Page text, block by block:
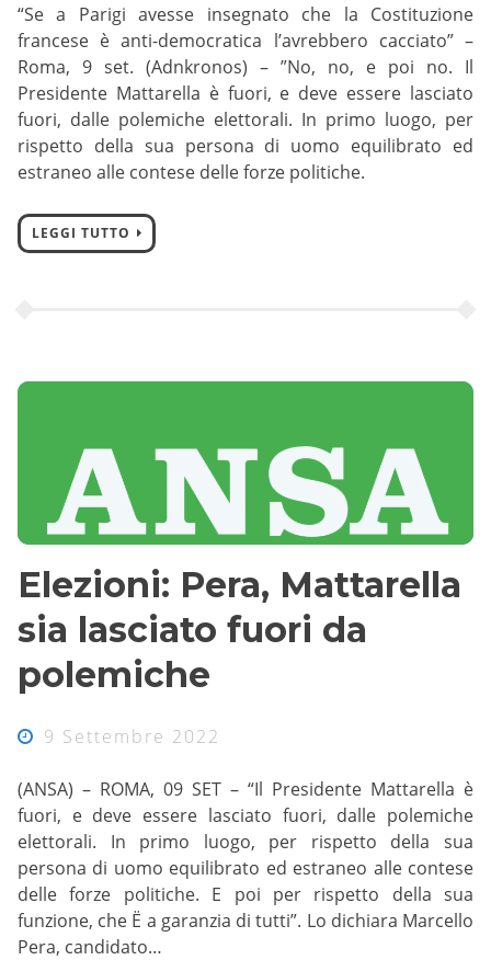
“Se a Parigi avesse insegnato che la Costituzione
francese è anti-democratica l’avrebbero cacciato” –
Roma, 9 set. (Adnkronos) – ”No, no, e poi no. Il
Presidente Mattarella è fuori, e deve essere lasciato
fuori, dalle polemiche elettorali. In primo luogo, per
rispetto della sua persona di uomo equilibrato ed
estraneo alle contese delle forze politiche.
LEGGI TUTTO
Elezioni: Pera, Mattarella
sia lasciato fuori da
polemiche
9 Settembre 2022
(ANSA) – ROMA, 09 SET – “Il Presidente Mattarella è
fuori, e deve essere lasciato fuori, dalle polemiche
elettorali. In primo luogo, per rispetto della sua
persona di uomo equilibrato ed estraneo alle contese
delle forze politiche. E poi per rispetto della sua
funzione, che Ë a garanzia di tutti”. Lo dichiara Marcello
Pera, candidato…